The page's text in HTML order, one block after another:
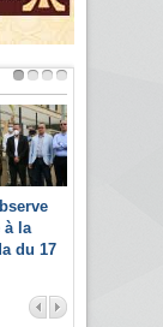
à la
du 17